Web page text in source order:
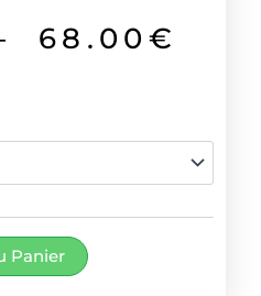
68.00 €
à
Panier